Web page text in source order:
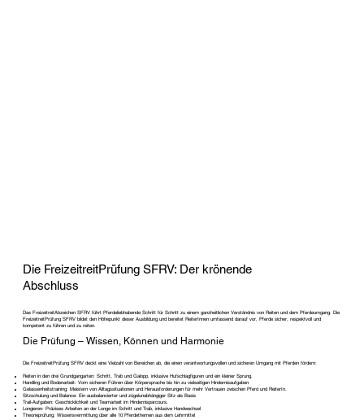
Die FreizeitreitPrüfung SFRV: Der krönende
Abschluss
Das FreizeitreitAbzeichen SFRV führt Pferdeliebhabende Schritt für Schritt zu einem ganzheitlichen Verständnis von Reiten und dem Pferdeumgang. Die
FreizeitreitPrüfung SFRV bildet den Höhepunkt dieser Ausbildung und bereitet ReiterInnen umfassend darauf vor, Pferde sicher, respektvoll und
kompetent zu führen und zu reiten.
Die Prüfung – Wissen, Können und Harmonie
Die FreizeitreitPrüfung SFRV deckt eine Vielzahl von Bereichen ab, die einen verantwortungsvollen und sicheren Umgang mit Pferden fördern:
Reiten in den drei Grundgangarten: Schritt, Trab und Galopp, inklusive Hufschlagfiguren und ein kleiner Sprung.
Handling und Bodenarbeit: Vom sicheren Führen über Körpersprache bis hin zu vielseitigen Hindernisaufgaben
Gelassenheitstraining: Meistern von Alltagssituationen und Herausforderungen für mehr Vertrauen zwischen Pferd und ReiterIn.
Sitzschulung und Balance: Ein ausbalancierter und zügelunabhängiger Sitz als Basis
Trail-Aufgaben: Geschicklichkeit und Teamarbeit im Hindernisparcours.
Longieren: Präzises Arbeiten an der Longe im Schritt und Trab, inklusive Handwechsel
Theorieprüfung: Wissensvermittlung über alle 10 Pferdethemen aus dem Lehrmittel